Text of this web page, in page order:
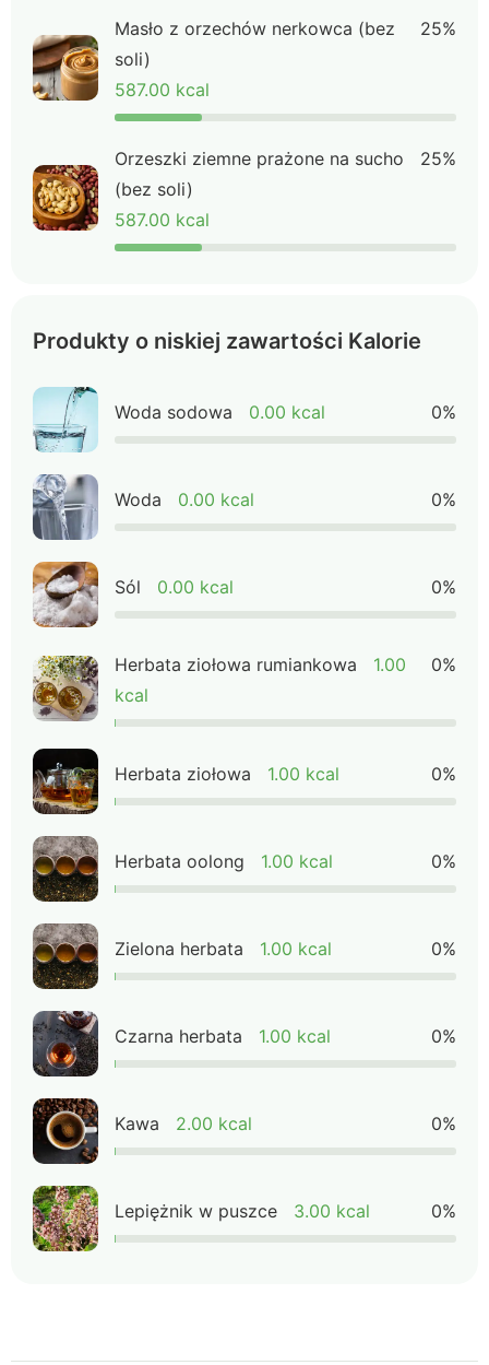
Masło z orzechów nerkowca (bez
soli)
587.00 kcal
25%
Orzeszki ziemne prażone na sucho
(bez soli)
587.00 kcal
25%
Produkty o niskiej zawartości Kalorie
Woda sodowa 0.00 kcal 0%
Woda 0.00 kcal 0%
Sól 0.00 kcal 0%
Herbata ziołowa rumiankowa
1.00
kcal
0%
Herbata ziołowa 1.00 kcal 0%
Herbata oolong 1.00 kcal 0%
Zielona herbata 1.00 kcal 0%
Czarna herbata 1.00 kcal 0%
Kawa 2.00 kcal 0%
Lepiężnik w puszce 3.00 kcal 0%